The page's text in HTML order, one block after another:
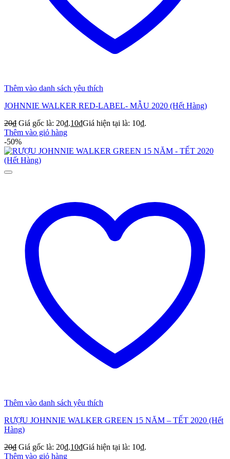
Thêm vào danh sách yêu thích
JOHNNIE WALKER RED-LABEL- MẪU 2020 (Hết Hàng)
20₫ Giá gốc là: 20₫.10₫Giá hiện tại là: 10₫.
Thêm vào giỏ hàng
-50%
Thêm vào danh sách yêu thích
RƯỢU JOHNNIE WALKER GREEN 15 NĂM – TẾT 2020 (Hết
Hàng)
20₫ Giá gốc là: 20₫.10₫Giá hiện tại là: 10₫.
Thêm vào giỏ hàng